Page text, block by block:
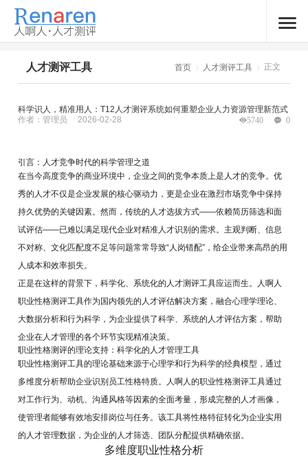
人才测评工具 首页 人才测评工具 正文
科学识人，精准用人：T12人才测评系统如何重塑企业人力资源管理新范式
作者：管理员
2026-02-28 5740 0
引言：人才竞争时代的科学管理之道
在当今高度竞争的商业环境中，企业之间的竞争本质上是人才的竞争。优
秀的人才不仅是企业发展的核心驱动力，更是企业在激烈市场竞争中保持
持久优势的关键因素。然而，传统的人才选拔方式——依赖简历筛选和面
试评估——已难以满足现代企业对精准人才识别的需求。主观判断、信息
不对称、文化匹配度不足等问题常常导致“人岗错配”，给企业带来高昂的用
人成本和效率损失。
正是在这样的背景下，科学化、系统化的人才测评工具应运而生。人啊人
职业性格测评工具作为国内领先的人才评估解决方案，融合心理学理论、
大数据分析和行为科学，为企业提供了科学、系统的人才评估方案，帮助
企业在人才管理的各个环节实现精准决策。
职业性格测评的理论支持：科学化的人才管理工具
职业性格测评工具的理论基础来源于心理学和行为科学的经典模型，通过
多维度分析帮助企业识别员工性格特质。人啊人的职业性格测评工具通过
对工作行为、动机、沟通风格等因素的全面考量，形成完整的人才画像，
使管理者能够有效地安排岗位与任务。该工具将性格特征转化为企业实用
的人才管理数据，为企业的人才筛选、团队分配提供精确依据。
多维度职业性格分析